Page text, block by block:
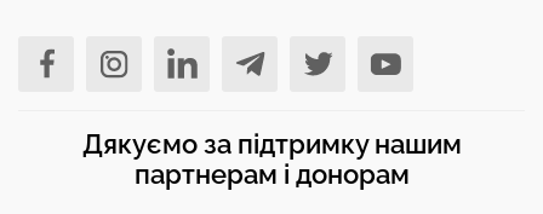
Дякуємо за підтримку нашим
партнерам і донорам